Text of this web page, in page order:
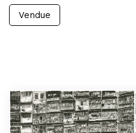
Vendue